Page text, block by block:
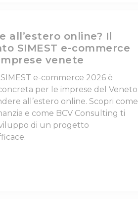
all’estero online? Il
SIMEST e-commerce
venete
e-commerce 2026 è
per le imprese del Veneto
all’estero online. Scopri come
e come BCV Consulting ti
di un progetto